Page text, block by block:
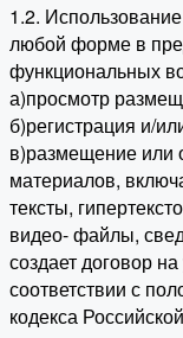
1.2.
любой форме в
функциональных
а)просмотр
б)регистрация и/
в)размещение или
материалов,
тексты,
видео- файлы,
создает договор
соответствии с
кодекса